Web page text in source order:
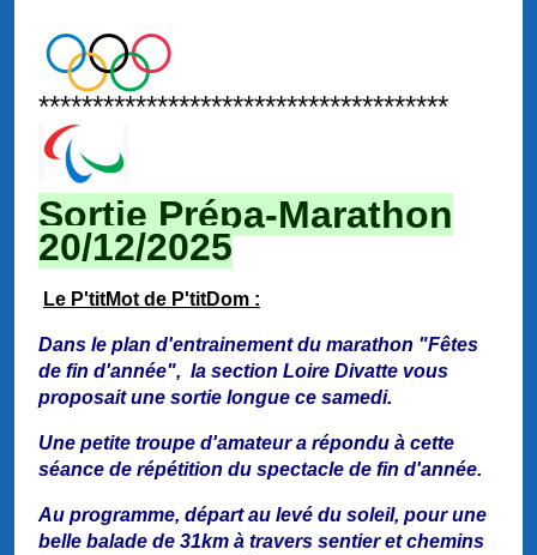
**************************************
Sortie Prépa-Marathon
20/12/2025
Le P'titMot de P'titDom :
Dans le plan d'entrainement du marathon "Fêtes
de fin d'année", la section Loire Divatte vous
proposait une sortie longue ce samedi.
Une petite troupe d'amateur a répondu à cette
séance de répétition du spectacle de fin d'année.
Au programme, départ au levé du soleil, pour une
belle balade de 31km à travers sentier et chemins